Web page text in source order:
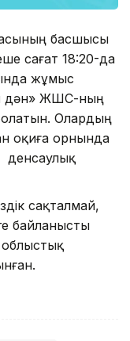
басшысы
сағат 18:20-да
жұмыс
дән» ЖШС-ның
Олардың
оқиға орнында
денсаулық
сақталмай,
байланысты
облыстық